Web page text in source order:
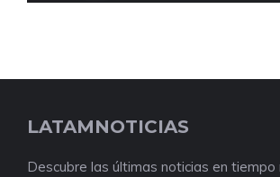
LATAMNOTICIAS
Descubre las últimas noticias en tiempo